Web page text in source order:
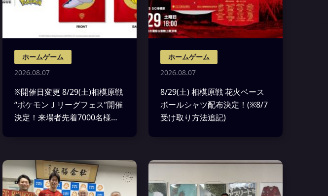
ホームゲーム
2026.08.07
※開催日変更 8/29(土)相模原戦
“ポケモンＪリーグフェス”開催
決定！来場者先着7000名様に
ホームゲーム
2026.08.07
8/29(土) 相模原戦 花火ベース
ボールシャツ配布決定！(※8/7
受け取り方法追記)